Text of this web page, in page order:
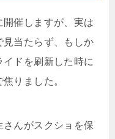
催しますが、実は
当たらず、もしか
ドを刷新した時に
りました。
んがスクショを保